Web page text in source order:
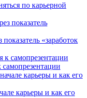
по карьерной
«заработок
карьеры и как его